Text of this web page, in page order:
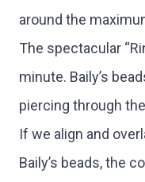
around the
The spectacular
minute. Baily’s
piercing through
If we align and
Baily’s beads, the